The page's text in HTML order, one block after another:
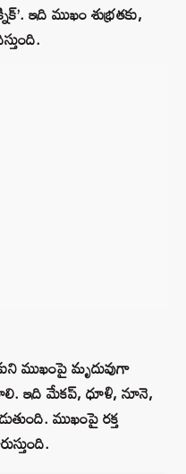
ఇది ముఖం శుభ్రతకు,
ముఖంపై మృదువుగా
ఇది మేకప్‌, ధూళి, నూనె,
ముఖంపై రక్త